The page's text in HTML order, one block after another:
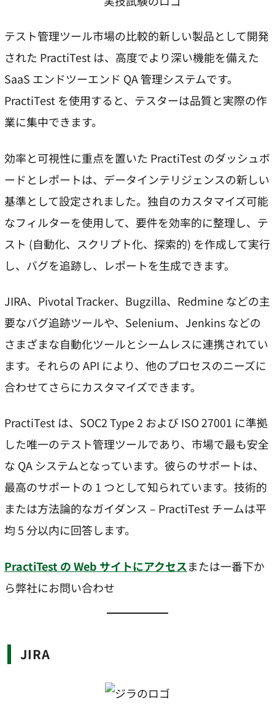
テスト管理ツール市場の比較的新しい製品として開発
された PractiTest は、高度でより深い機能を備えた
SaaS エンドツーエンド QA 管理システムです。
PractiTest を使用すると、テスターは品質と実際の作
業に集中できます。
効率と可視性に重点を置いた PractiTest のダッシュボ
ードとレポートは、データインテリジェンスの新しい
基準として設定されました。独自のカスタマイズ可能
なフィルターを使用して、要件を効率的に整理し、テ
スト (自動化、スクリプト化、探索的) を作成して実行
し、バグを追跡し、レポートを生成できます。
JIRA、Pivo​​tal Tracker、Bugzilla、Redmine などの主
要なバグ追跡ツールや、Selenium、Jenkins などの
さまざまな自動化ツールとシームレスに連携されてい
ます。それらの API により、他のプロセスのニーズに
合わせてさらにカスタマイズできます。
PractiTest は、SOC2 Type 2 および ISO 27001 に準拠
した唯一のテスト管理ツールであり、市場で最も安全
な QA システムとなっています。彼らのサポートは、
最高のサポートの 1 つとして知られています。技術的
または方法論的なガイダンス – PractiTest チームは平
均 5 分以内に回答します。
PractiTest の Web サイトにアクセスまたは一番下か
ら弊社にお問い合わせ
JIRA